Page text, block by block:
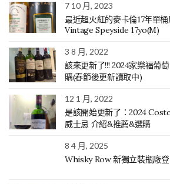
7 10 月, 2023
最近超火紅的麥卡倫17年單
Vintage Speyside 17yo(M)
3 8 月, 2022
該來更新了!!! 2024家樂福葡
購(春節後更新讀取中)
12 1 月, 2022
是該開始更新了：2024
威士忌 介紹&推薦&選購
8 4 月, 2025
Whisky Row 新獨立裝瓶廠登